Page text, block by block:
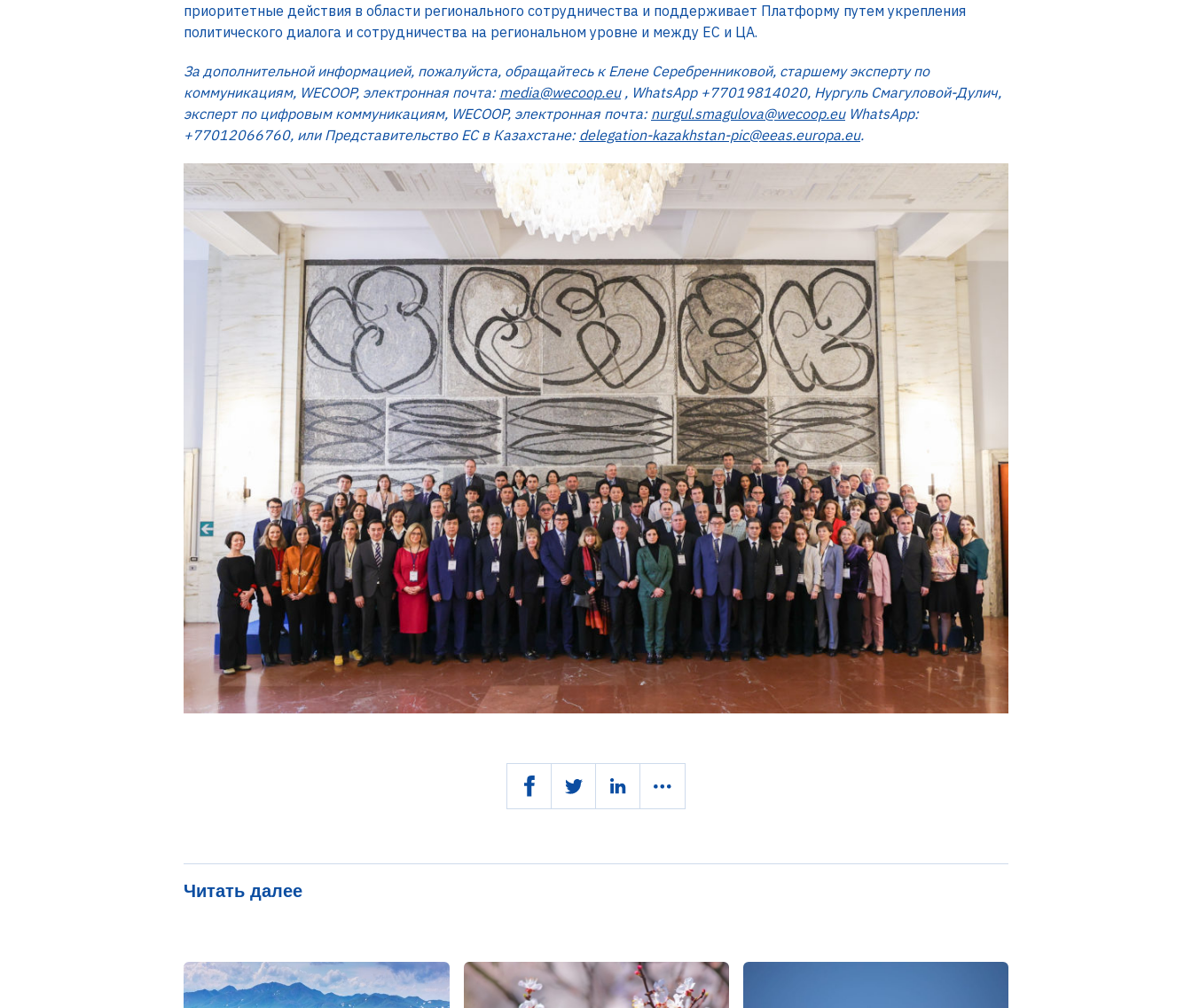
приоритетные действия в области регионального сотрудничества и поддерживает Платформу путем укрепления
политического диалога и сотрудничества на региональном уровне и между ЕС и ЦА.
За дополнительной информацией, пожалуйста, обращайтесь к Елене Серебренниковой, старшему эксперту по
коммуникациям, WECOOP, электронная почта: media@wecoop.eu, WhatsApp +77019814020, Нургуль Смагуловой-Дулич,
эксперт по цифровым коммуникациям, WECOOP, электронная почта: nurgul.smagulova@wecoop.euWhatsApp:
+77012066760, или Представительство ЕС в Казахстане: delegation-kazakhstan-pic@eeas.europa.eu.
Читать далее